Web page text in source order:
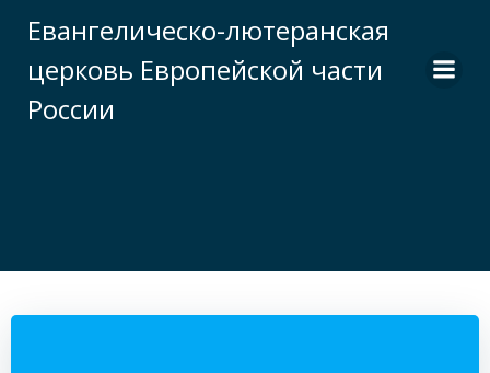
к
содержимому
Евангелическо-лютеранская
церковь Европейской части
России